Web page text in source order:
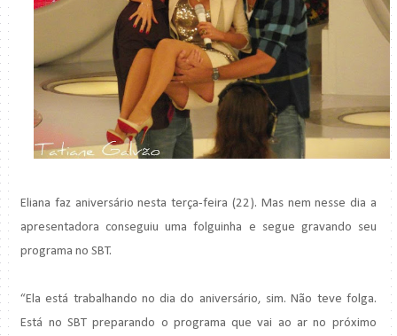
Eliana faz aniversário nesta terça-feira (22). Mas nem nesse dia a
apresentadora conseguiu uma folguinha e segue gravando seu
programa no SBT.
“Ela está trabalhando no dia do aniversário, sim. Não teve folga.
Está no SBT preparando o programa que vai ao ar no próximo